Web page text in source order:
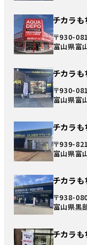
チカラ
〒930-
富山県富
チカラ
〒930-
富山県富
チカラ
〒939-
富山県富
チカラ
〒938-
富山県黒
チカラ